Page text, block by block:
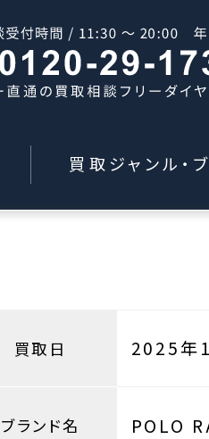
買取ジャンル・
買取日 2025年
ブランド名 POLO